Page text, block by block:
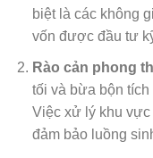
biệt là các không
vốn được đầu tư
Rào cản phong
tối và bừa bộn
Việc xử lý khu vực
đảm bảo luồng